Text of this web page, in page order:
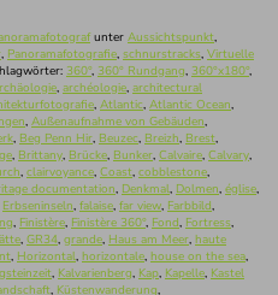
unter Aussichtspunkt,
, Panoramafotografie, schnurstracks, Virtuelle
360°, 360° Rundgang, 360°x180°,
, archéologie, architectural
, Atlantic, Atlantic Ocean,
, Außenaufnahme von Gebäuden,
, Beg Penn Hir, Beuzec, Breizh, Brest,
, Brittany, Brücke, Bunker, Calvaire, Calvary,
, clairvoyance, Coast, cobblestone,
documentation, Denkmal, Dolmen, église,
Erbseninseln, falaise, far view, Farbbild,
, Finistère, Finistère 360°, Fond, Fortress,
, GR34, grande, Haus am Meer, haute
, Horizontal, horizontale, house on the sea,
, Kalvarienberg, Kap, Kapelle, Kastel
, Küstenwanderung,